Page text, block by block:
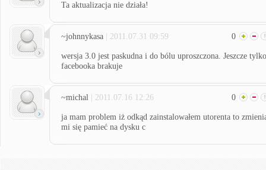
Ta aktualizacja nie działa!
~johnnykasa | 2011.07.31 09:59 0
wersja 3.0 jest paskudna i do bólu uproszczona. Jeszcze tylko
facebooka brakuje
~michal | 2011.07.16 12:26 0
ja mam problem iż odkąd zainstalowałem utorenta to
mi się pamieć na dysku c